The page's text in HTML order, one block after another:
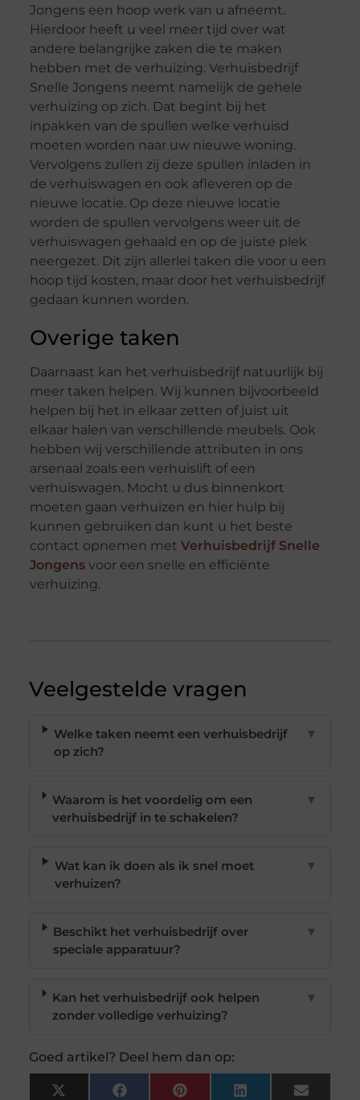
Jongens een hoop werk van u afneemt.
Hierdoor heeft u veel meer tijd over wat
andere belangrijke zaken die te maken
hebben met de verhuizing. Verhuisbedrijf
Snelle Jongens neemt namelijk de gehele
verhuizing op zich. Dat begint bij het
inpakken van de spullen welke verhuisd
moeten worden naar uw nieuwe woning.
Vervolgens zullen zij deze spullen inladen in
de verhuiswagen en ook afleveren op de
nieuwe locatie. Op deze nieuwe locatie
worden de spullen vervolgens weer uit de
verhuiswagen gehaald en op de juiste plek
neergezet. Dit zijn allerlei taken die voor u een
hoop tijd kosten, maar door het verhuisbedrijf
gedaan kunnen worden.
Overige taken
Daarnaast kan het verhuisbedrijf natuurlijk bij
meer taken helpen. Wij kunnen bijvoorbeeld
helpen bij het in elkaar zetten of juist uit
elkaar halen van verschillende meubels. Ook
hebben wij verschillende attributen in ons
arsenaal zoals een verhuislift of een
verhuiswagen. Mocht u dus binnenkort
moeten gaan verhuizen en hier hulp bij
kunnen gebruiken dan kunt u het beste
contact opnemen met Verhuisbedrijf Snelle
Jongensvoor een snelle en efficiënte
verhuizing.
Veelgestelde vragen
Welke taken neemt een verhuisbedrijf
op zich?
▼
Waarom is het voordelig om een
verhuisbedrijf in te schakelen?
▼
Wat kan ik doen als ik snel moet
verhuizen?
▼
Beschikt het verhuisbedrijf over
speciale apparatuur?
▼
Kan het verhuisbedrijf ook helpen
zonder volledige verhuizing?
▼
Goed artikel? Deel hem dan op:
X FacebookPinterest LinkedIn Email